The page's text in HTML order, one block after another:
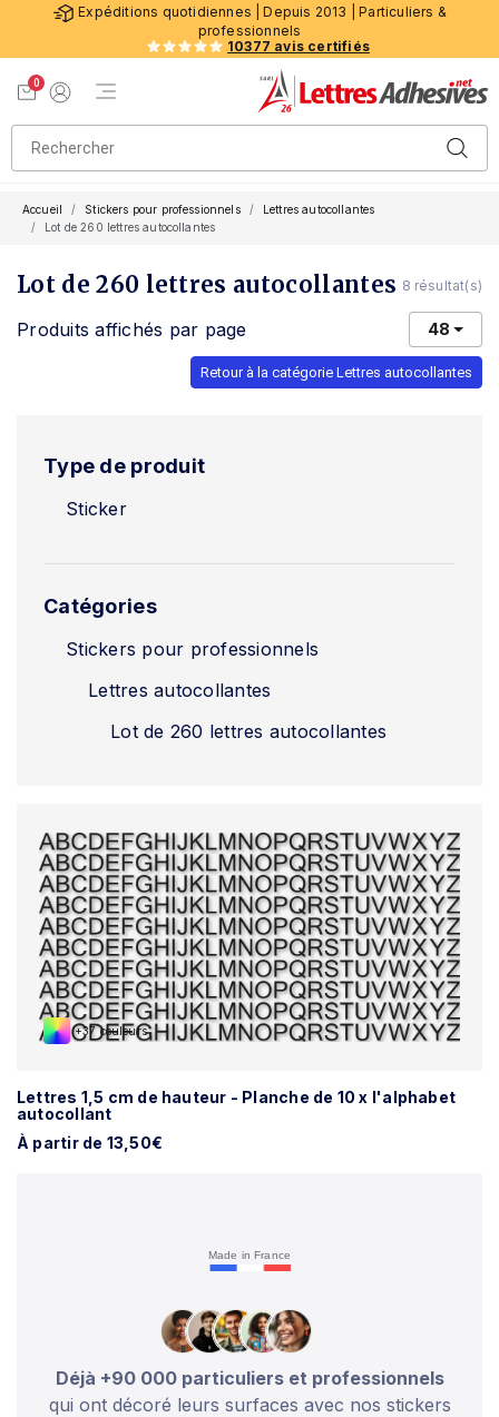
Expéditions quotidiennes | Depuis 2013 | Particuliers &
professionnels
10377 avis certifiés
0
Menu de navigation
Accueil Stickers pour professionnels
Lettres autocollantes
Lot de 260 lettres autocollantes
Lot de 260 lettres autocollantes 8 résultat(s)
Produits affichés par page 48
Retour à la catégorie Lettres autocollantes
Type de produit
Sticker
Catégories
Stickers pour professionnels
Lettres autocollantes
Lot de 260 lettres autocollantes
+37 couleurs
Lettres 1,5 cm de hauteur - Planche de 10 x l'alphabet
autocollant
À partir de 13,50€
Made in France
Déjà +90 000 particuliers et professionnels
qui ont décoré leurs surfaces avec nos stickers